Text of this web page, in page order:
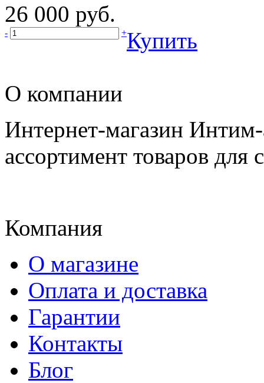
26 000 руб.
- +Купить
О компании
Интернет-магазин
ассортимент товаров для
Компания
О магазине
Оплата и доставка
Гарантии
Контакты
Блог